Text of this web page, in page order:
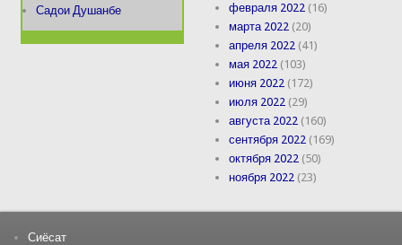
Садои Душанбе
февраля 2022 (16)
марта 2022 (20)
апреля 2022 (41)
мая 2022 (103)
июня 2022 (172)
июля 2022 (29)
августа 2022 (160)
сентября 2022 (169)
октября 2022 (50)
ноября 2022 (23)
Сиёсат